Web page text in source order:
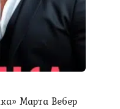
Марта Вебер